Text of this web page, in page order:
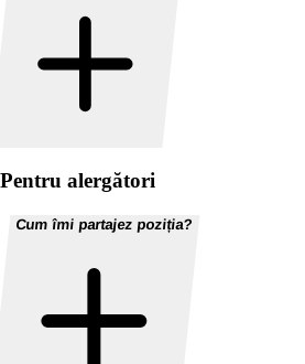
Pentru alergători
Cum îmi partajez poziția?